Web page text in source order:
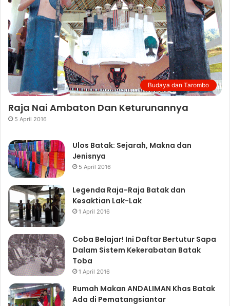
Budaya dan Tarombo
Raja Nai Ambaton Dan Keturunannya
5 April 2016
Ulos Batak: Sejarah, Makna dan
Jenisnya
5 April 2016
Legenda Raja-Raja Batak dan
Kesaktian Lak-Lak
1 April 2016
Coba Belajar! Ini Daftar Bertutur Sapa
Dalam Sistem Kekerabatan Batak
Toba
1 April 2016
Rumah Makan ANDALIMAN Khas Batak
Ada di Pematangsiantar